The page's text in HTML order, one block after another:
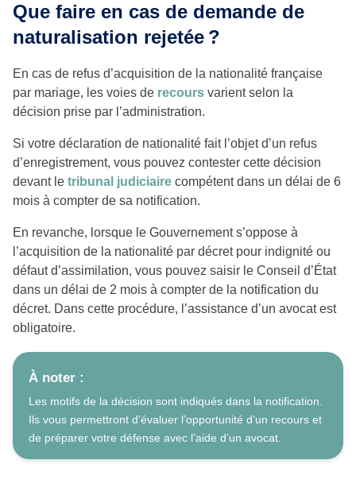
Que faire en cas de demande de
naturalisation rejetée ?
En cas de refus d’acquisition de la nationalité française
par mariage, les voies de recours varient selon la
décision prise par l’administration.
Si votre déclaration de nationalité fait l’objet d’un refus
d’enregistrement, vous pouvez contester cette décision
devant le tribunal judiciaire compétent dans un délai de 6
mois à compter de sa notification.
En revanche, lorsque le Gouvernement s’oppose à
l’acquisition de la nationalité par décret pour indignité ou
défaut d’assimilation, vous pouvez saisir le Conseil d’État
dans un délai de 2 mois à compter de la notification du
décret. Dans cette procédure, l’assistance d’un avocat est
obligatoire.
À noter :
Les motifs de la décision sont indiqués dans la notification.
Ils vous permettront d’évaluer l’opportunité d’un recours et
de préparer votre défense avec l’aide d’un avocat.